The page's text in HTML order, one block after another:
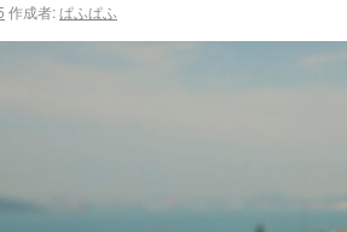
作成者:ぱふぱふ